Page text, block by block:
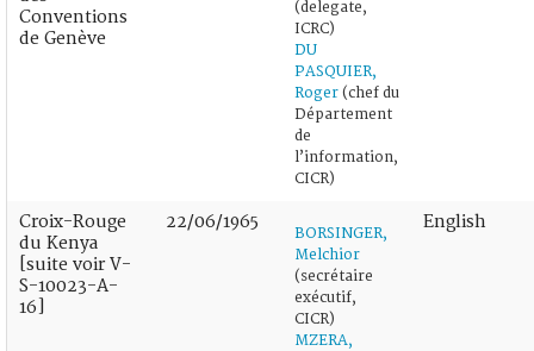
Conventions
de Genève
(delegate,
ICRC)
DU
PASQUIER,
Roger (chef du
Département
de
l’information,
CICR)
Croix-Rouge
du Kenya
[suite voir V-
S-10023-A-
16]
22/06/1965
BORSINGER,
Melchior
(secrétaire
exécutif,
CICR)
MZERA,
English